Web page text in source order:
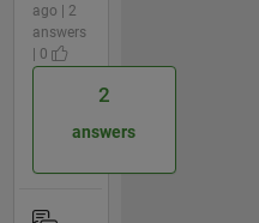
ago | 2
answers
| 0
2
answers